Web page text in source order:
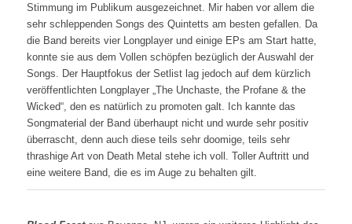
Stimmung im Publikum ausgezeichnet. Mir haben vor allem die
sehr schleppenden Songs des Quintetts am besten gefallen. Da
die Band bereits vier Longplayer und einige EPs am Start hatte,
konnte sie aus dem Vollen schöpfen bezüglich der Auswahl der
Songs. Der Hauptfokus der Setlist lag jedoch auf dem kürzlich
veröffentlichten Longplayer „The Unchaste, the Profane & the
Wicked“, den es natürlich zu promoten galt. Ich kannte das
Songmaterial der Band überhaupt nicht und wurde sehr positiv
überrascht, denn auch diese teils sehr doomige, teils sehr
thrashige Art von Death Metal stehe ich voll. Toller Auftritt und
eine weitere Band, die es im Auge zu behalten gilt.